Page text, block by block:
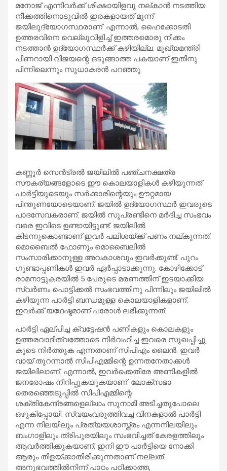
മനോജ് എന്നിവര്‍ക്ക് ശിക്ഷായിളവു നല്കാന്‍ നടത്തിയ
നീക്കത്തിനൊടുവില്‍ ഇരകളായത് മൂന്ന്
ജയിലുദ്യോഗസ്ഥരാണ്. എന്നാല്‍, ഹൈക്കോടതി
ഉത്തരവിനെ വെല്ലുവിളിച്ച് ഇത്തരമൊരു നീക്കം
നടത്താന്‍ ഉദ്യോഗസ്ഥര്‍ക്ക് കഴിയില്ല. മുഖ്യമന്ത്രി
പിണറായി വിജയന്റെ ഒടുങ്ങാത്ത പകയാണ് ഇതിനു
പിന്നിലെന്നും സുധാകരന്‍ പറഞ്ഞു.
കണ്ണൂര്‍ സെന്‍ട്രല്‍ ജയിലില്‍ പഞ്ചനക്ഷത്ര
സൗകര്യങ്ങളോടെ ഈ കൊലയാളികള്‍ കഴിയുന്നത്
പാര്‍ട്ടിയുടെയും സര്‍ക്കാരിന്റെയും ഊറ്റമായ
പിന്തുണയോടെയാണ്. ജയില്‍ ഉദ്യോഗസ്ഥര്‍ ഇവരുടെ
പാദസേവകരാണ്. ജയില്‍ സൂപ്രണ്ടിനെ മര്‍ദിച്ച സംഭവം
വരെ ഇവിടെ ഉണ്ടായിട്ടുണ്ട്. ജയിലില്‍
കിടന്നുകൊണ്ടാണ് ഇവര്‍ പലിശയ്ക്ക് പണം നല്കുന്നത്.
മൊബൈല്‍ ഫോണും മൊബൈലില്‍
സംസാരിക്കാനുള്ള അവകാശവും ഇവര്‍ക്കുണ്ട്. പുറം
ഗുണ്ടാപ്പണികള്‍ ഇവര്‍ ഏര്‍പ്പാടാക്കുന്നു. കോഴിക്കോട്
രാമനാട്ടുകരയില്‍ 5 പേരുടെ മരണത്തിന് ഇടയാക്കിയ
സ്വര്‍ണം പൊട്ടിക്കല്‍ സംഭവത്തിനു പിന്നിലും ജയിലില്‍
കഴിയുന്ന പാര്‍ട്ടി ബന്ധമുള്ള കൊലയാളികളാണ്.
ഇവര്‍ക്ക് യഥേഷ്ടമാണ് പരോള്‍ ലഭിക്കുന്നത്.
പാര്‍ട്ടി ഏല്പിച്ച ക്വട്ടേഷന്‍ പണികളും കൊലകളും
ഉത്തരവാദിത്വത്തോടെ നിര്‍വഹിച്ച ഇവരെ സുഖപ്പിച്ചു
കൂടെ നിര്‍ത്തുക എന്നതാണ് സിപിഎം ലൈന്‍. ഇവര്‍
വായ് തുറന്നാല്‍ സിപിഎമ്മിന്റെ ഉന്നതനേതാക്കള്‍
ജയിലിലാണ്. എന്നാല്‍, ഇവര്‍ക്കെതിരേ അണികളില്‍
ജനരോഷം നീറിപ്പുകയുകയാണ്. ലോക്സഭാ
തെരഞ്ഞെടുപ്പില്‍ സിപിഎമ്മിന്റെ
ശക്തികേന്ദ്രങ്ങളെല്ലാം സുനാമി അടിച്ചതുപോലെ
ഒഴുകിപ്പോയി. സ്വയംവരുത്തിവച്ച വിനകളാല്‍ പാര്‍ട്ടി
എന്ന നിലയിലും പ്രത്യയശാസ്ത്രം എന്നനിലയിലും
ബംഗാളിലും ത്രിപുരയിലും സംഭവിച്ചത് കേരളത്തിലും
ആവര്‍ത്തിക്കുകയാണ്. ഇനി ഈ പാര്‍ട്ടിയെ നോക്കി
ആരും തിളയ്ക്കാതിരിക്കുന്നതാണ് നല്ലത്.
അനുഭവത്തില്‍നിന്ന് പാഠം പഠിക്കാത്ത,